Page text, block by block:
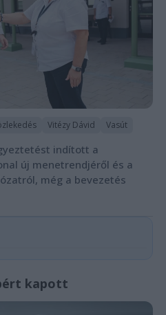
Vitézy Dávid Vasút
indított a
új menetrendjéről és a
még a bevezetés
kapott